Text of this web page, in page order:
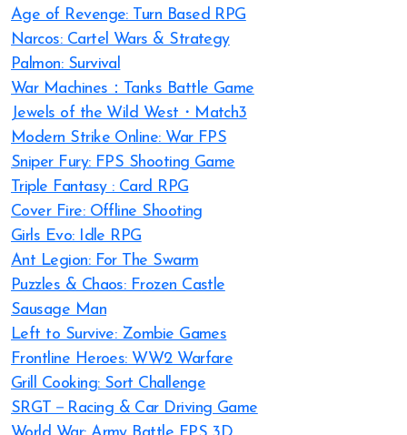
Age of Revenge: Turn Based RPG
Narcos: Cartel Wars & Strategy
Palmon: Survival
War Machines：Tanks Battle Game
Jewels of the Wild West・Match3
Modern Strike Online: War FPS
Sniper Fury: FPS Shooting Game
Triple Fantasy : Card RPG
Cover Fire: Offline Shooting
Girls Evo: Idle RPG
Ant Legion: For The Swarm
Puzzles & Chaos: Frozen Castle
Sausage Man
Left to Survive: Zombie Games
Frontline Heroes: WW2 Warfare
Grill Cooking: Sort Challenge
SRGT－Racing & Car Driving Game